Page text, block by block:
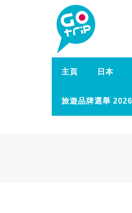
主頁 日本
旅遊品牌選舉 2026